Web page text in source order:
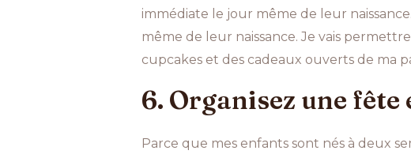
immédiate le jour même de leur
même de leur naissance. Je vais
cupcakes et des cadeaux ouverts de ma
6. Organisez une
Parce que mes enfants sont nés à deux